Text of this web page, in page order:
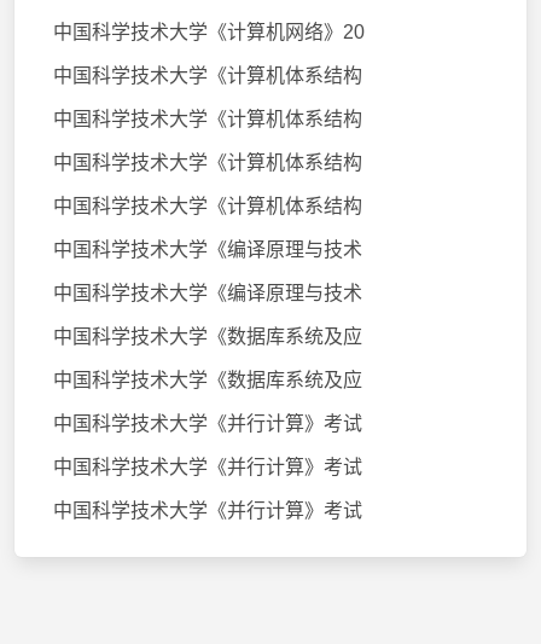
中国科学技术大学《计算机网络》20
中国科学技术大学《计算机体系结构
中国科学技术大学《计算机体系结构
中国科学技术大学《计算机体系结构
中国科学技术大学《计算机体系结构
中国科学技术大学《编译原理与技术
中国科学技术大学《编译原理与技术
中国科学技术大学《数据库系统及应
中国科学技术大学《数据库系统及应
中国科学技术大学《并行计算》考试
中国科学技术大学《并行计算》考试
中国科学技术大学《并行计算》考试